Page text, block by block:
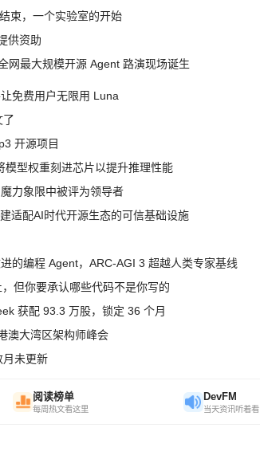
束，一个实验室的开始
供资助
网最大规模开源 Agent 路演现场诞生
免费用户无限用 Luna
了
开源项目
型权重刻进芯片以提升推理性能
力象限中被评为领导者
适配AI时代开源生态的可信基础设施
的编程 Agent，ARC-AGI 3 超越人类专家基线
但你要承认哪些代码不是你写的
获配 93.3 万股，锁定 36 个月
澳大湾区架构师峰会
月未更新
阅读榜单
每周热文看这里
DevFM
当天资讯听着看